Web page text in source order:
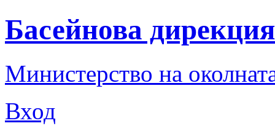
Басейнова
Министерство на
Вход